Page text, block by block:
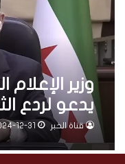
وزير
يدعو لردع
سوريا
قناة الخبر 12-31